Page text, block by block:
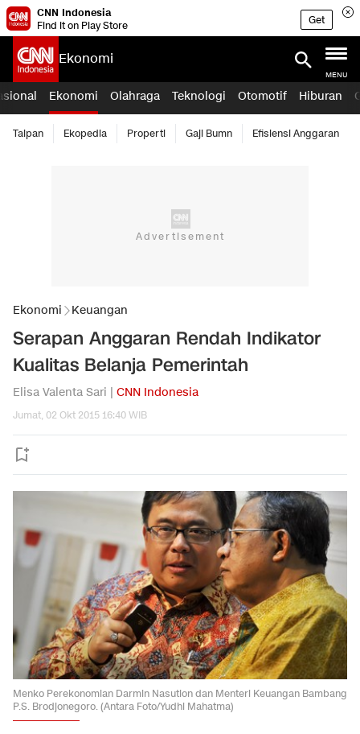
CNN Indonesia
Find it on Play Store
Get
Ekonomi
MENU
Ekonomi Olahraga Teknologi Otomotif Hiburan
Taipan Ekopedia Properti Gaji Bumn Efisiensi Anggaran
Ekonomi Keuangan
Serapan Anggaran Rendah Indikator
Kualitas Belanja Pemerintah
Elisa Valenta Sari | CNN Indonesia
Jumat, 02 Okt 2015 16:40 WIB
Menko Perekonomian Darmin Nasution dan Menteri Keuangan Bambang
P.S. Brodjonegoro. (Antara Foto/Yudhi Mahatma)